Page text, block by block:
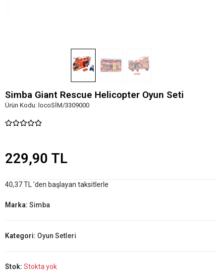
Simba Giant Rescue Helicopter Oyun Seti
Ürün Kodu: locoSİM/3309000
229,90 TL
40,37 TL 'den başlayan taksitlerle
Marka: Simba
Kategori: Oyun Setleri
Stok: Stokta yok